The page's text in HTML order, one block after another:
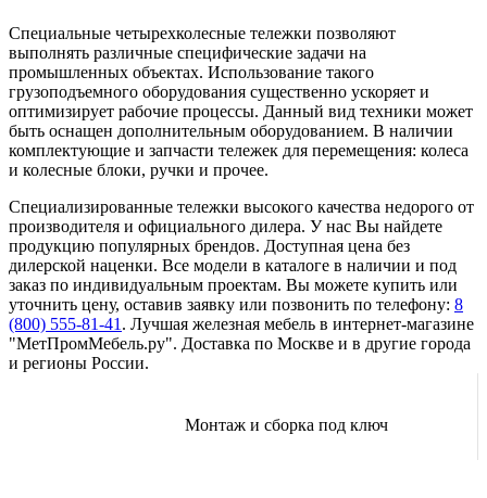
Специальные четырехколесные тележки позволяют
выполнять различные специфические задачи на
промышленных объектах. Использование такого
грузоподъемного оборудования существенно ускоряет и
оптимизирует рабочие процессы. Данный вид техники может
быть оснащен дополнительным оборудованием. В наличии
комплектующие и запчасти тележек для перемещения: колеса
и колесные блоки, ручки и прочее.
Специализированные тележки высокого качества недорого от
производителя и официального дилера. У нас Вы найдете
продукцию популярных брендов. Доступная цена без
дилерской наценки. Все модели в каталоге в наличии и под
заказ по индивидуальным проектам. Вы можете купить или
уточнить цену, оставив заявку или позвонить по телефону: 8
(800) 555-81-41 . Лучшая железная мебель в интернет-магазине
"МетПромМебель.ру". Доставка по Москве и в другие города
и регионы России.
Монтаж и сборка под ключ